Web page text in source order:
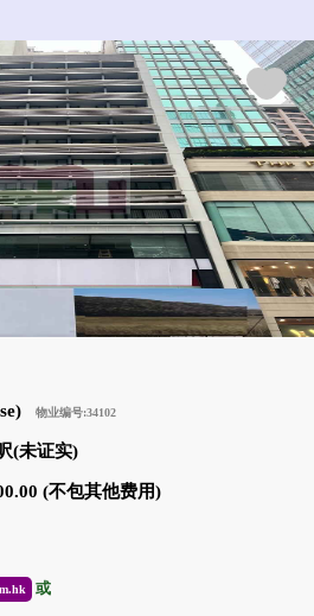
物业编号:34102
(未证实)
(不包其他费用)
或